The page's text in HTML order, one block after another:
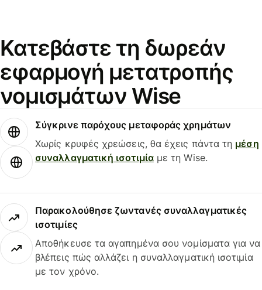
Κατεβάστε τη δωρεάν
εφαρμογή μετατροπής
νομισμάτων Wise
Σύγκρινε παρόχους μεταφοράς χρημάτων
Χωρίς κρυφές χρεώσεις, θα έχεις πάντα τη μέση
συναλλαγματική ισοτιμίαμε τη Wise.
Παρακολούθησε ζωντανές συναλλαγματικές
ισοτιμίες
Αποθήκευσε τα αγαπημένα σου νομίσματα για να
βλέπεις πώς αλλάζει η συναλλαγματική ισοτιμία
με τον χρόνο.